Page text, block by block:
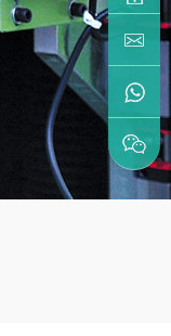
15905996312
+86-
595-
22216883
machine@hongancn.com
+86
15905996312